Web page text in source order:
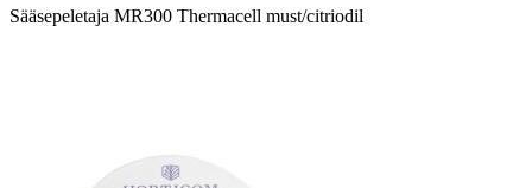
Sääsepeletaja MR300 Thermacell must/citriodil